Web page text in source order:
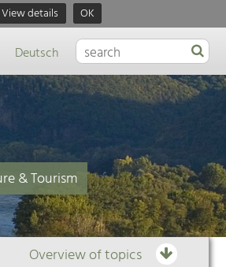
View details OK
Deutsch
& Tourism
Overview of topics